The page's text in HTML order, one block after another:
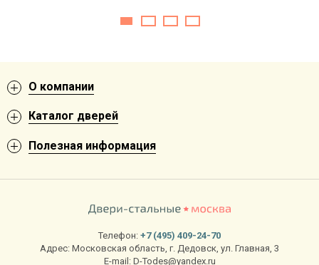
О компании
Каталог дверей
Полезная информация
Телефон: +7 (495) 409-24-70
Адрес: Московская область, г. Дедовск, ул. Главная, 3
E-mail: D-Todes@yandex.ru